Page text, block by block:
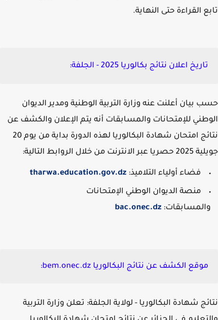
القراءة حتى النهاية.
تاريخ اعلان نتائج بكالوريا 2025 - الجلفة:
بيان أعلنت عنه وزارة التربية الوطنية ومدير الديوان
للإمتحانات والمسابقات أنه يتم الإعلان والكشف عن
نتائج امتحان شهادة البكالوريا لهذه الدورة بداية من يوم 20
من خلال الروابط التالية:
فضاء أولياء التلاميذ:tharwa.education.gov.dz
منصة الديوان الوطني الإمتحانات
bac.onec.dz
موقع الكشف عن نتائج البكالوريا bem.onec.dz:
شهادة البكالوريا - لولاية الجلفة: تعلن وزارة التربية